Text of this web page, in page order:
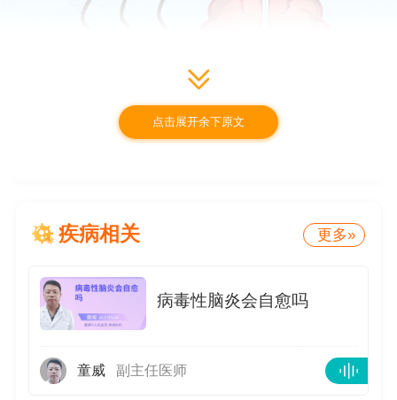
点击展开余下原文
疾病相关 更多»
病毒性脑炎会自愈吗
童威 副主任医师